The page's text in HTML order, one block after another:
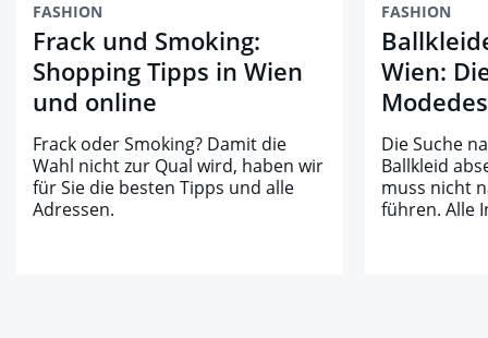
FASHION
Frack und Smoking:
Shopping Tipps in Wien
und online
Frack oder Smoking? Damit die
Wahl nicht zur Qual wird, haben wir
für Sie die besten Tipps und alle
Adressen.
FASHION
Wien:
Die Suche
Ballkleid
muss nicht
führen. Alle